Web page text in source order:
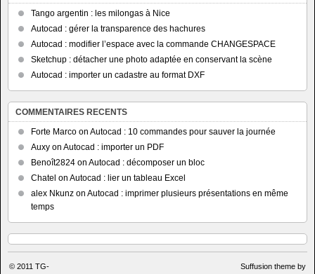
Tango argentin : les milongas à Nice
Autocad : gérer la transparence des hachures
Autocad : modifier l’espace avec la commande CHANGESPACE
Sketchup : détacher une photo adaptée en conservant la scène
Autocad : importer un cadastre au format DXF
COMMENTAIRES RECENTS
Forte Marco on Autocad : 10 commandes pour sauver la journée
Auxy on Autocad : importer un PDF
Benoît2824 on Autocad : décomposer un bloc
Chatel on Autocad : lier un tableau Excel
alex Nkunz on Autocad : imprimer plusieurs présentations en même
temps
© 2011 TG-
Suffusion theme by